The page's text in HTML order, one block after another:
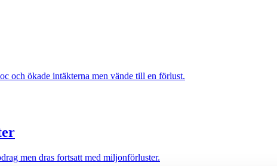
och ökade intäkterna men vände till en förlust.
men dras fortsatt med miljonförluster.